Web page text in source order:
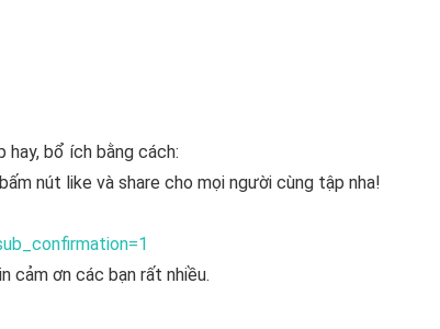
hay, bổ ích bằng cách:
nút like và share cho mọi người cùng tập nha!
cảm ơn các bạn rất nhiều.